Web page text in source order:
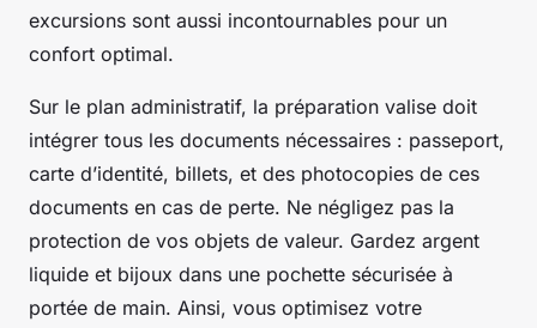
excursions sont aussi incontournables pour un
confort optimal.
Sur le plan administratif, la préparation valise doit
intégrer tous les documents nécessaires : passeport,
carte d’identité, billets, et des photocopies de ces
documents en cas de perte. Ne négligez pas la
protection de vos objets de valeur. Gardez argent
liquide et bijoux dans une pochette sécurisée à
portée de main. Ainsi, vous optimisez votre